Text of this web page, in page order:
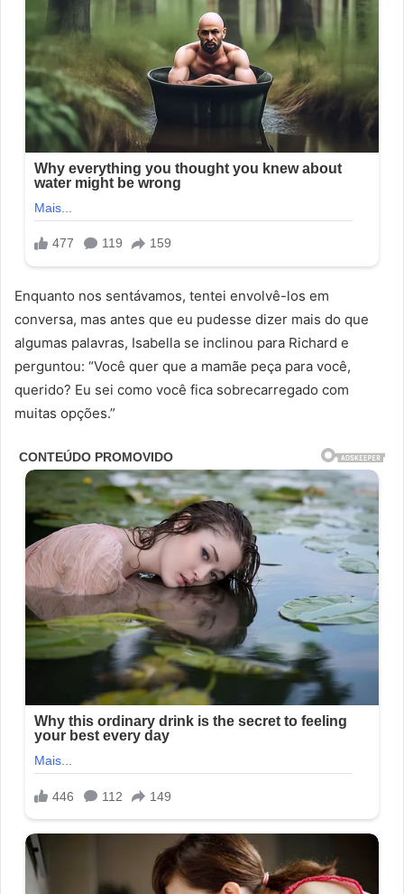
Enquanto nos sentávamos, tentei envolvê-los em
conversa, mas antes que eu pudesse dizer mais do que
algumas palavras, Isabella se inclinou para Richard e
perguntou: “Você quer que a mamãe peça para você,
querido? Eu sei como você fica sobrecarregado com
muitas opções.”